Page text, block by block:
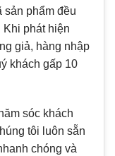
phẩm đều
phát hiện
giả, hàng nhập
khách gấp 10
sóc khách
tôi luôn sẵn
chóng và